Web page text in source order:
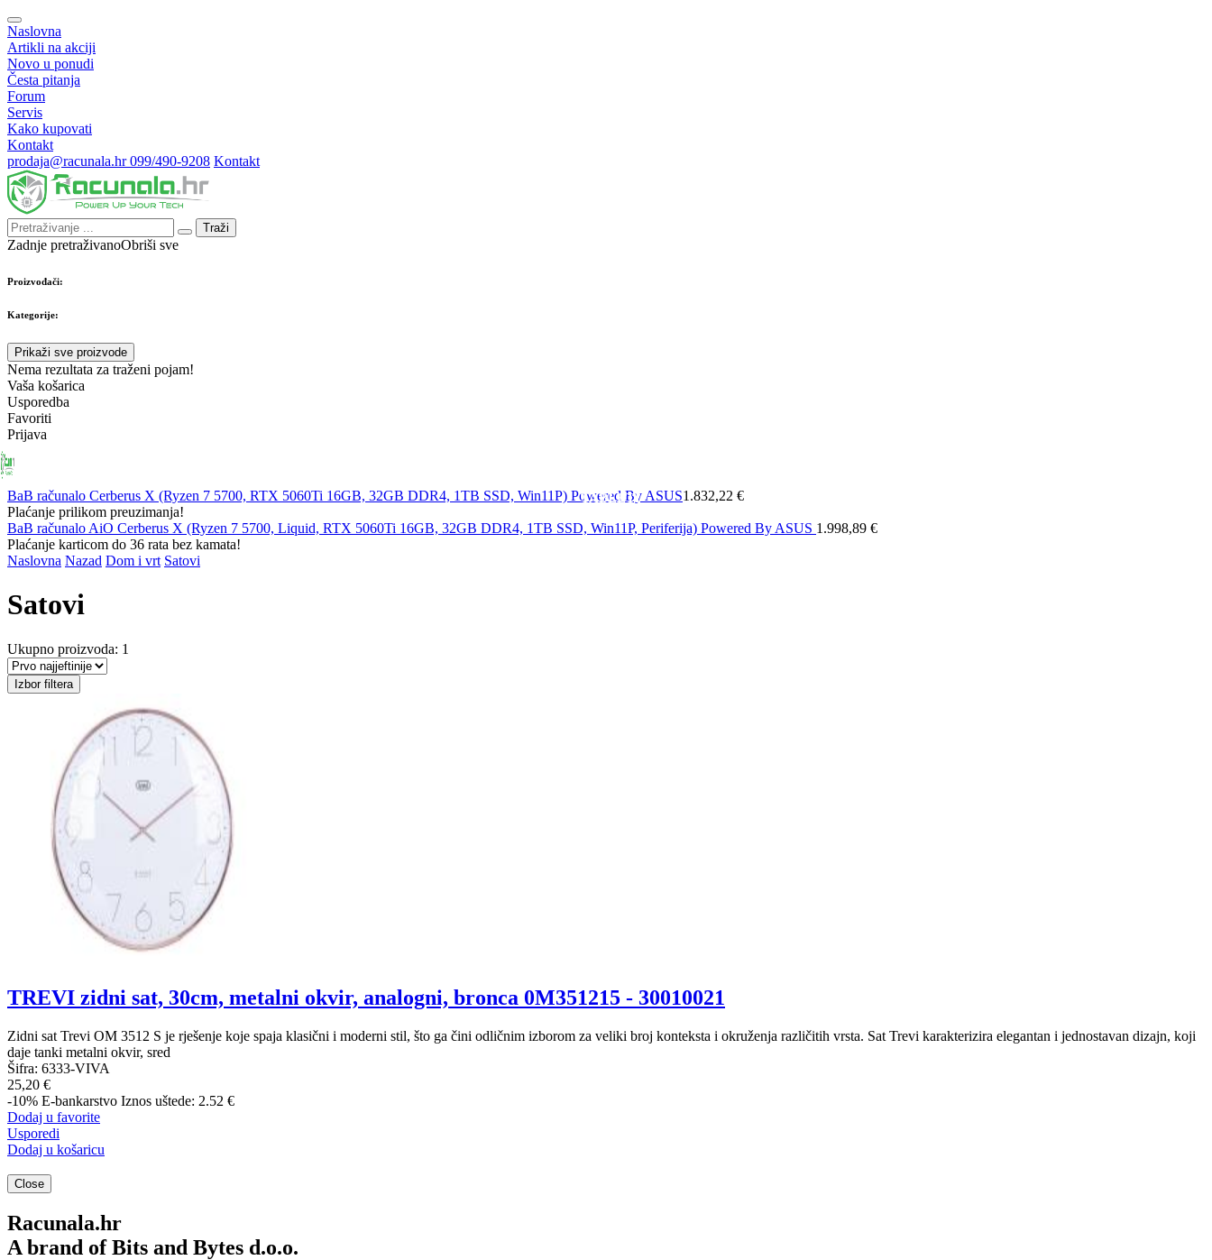
Naslovna
Artikli na akciji
Novo u ponudi
Česta pitanja
Forum
Servis
Kako kupovati
Kontakt
prodaja@racunala.hr099/490-9208 Kontakt
Traži
Zadnje pretraživanoObriši sve
Proizvođači:
Kategorije:
Prikaži sve proizvode
Nema rezultata za traženi pojam!
Vaša košarica
Usporedba
Favoriti
Prijava
TABLETI
BaB računalo Cerberus X (Ryzen 7 5700, RTX 5060Ti 16GB, 32GB DDR4, 1TB SSD, Win11P) Powered By ASUS1.832,22 €
Plaćanje prilikom preuzimanja!
BaB računalo AiO Cerberus X (Ryzen 7 5700, Liquid, RTX 5060Ti 16GB, 32GB DDR4, 1TB SSD, Win11P, Periferija) Powered By ASUS 1.998,89 €
Plaćanje karticom do 36 rata bez kamata!
Naslovna Nazad Dom i vrt Satovi
Satovi
Ukupno proizvoda: 1
Izbor filtera
TREVI zidni sat, 30cm, metalni okvir, analogni, bronca 0M351215 - 30010021
Zidni sat Trevi OM 3512 S je rješenje koje spaja klasični i moderni stil, što ga čini odličnim izborom za veliki broj konteksta i okruženja različitih vrsta. Sat Trevi karakterizira elegantan i jednostavan dizajn, koji
daje tanki metalni okvir, sred
Šifra: 6333-VIVA
25,20 €
-10% E-bankarstvo Iznos uštede: 2.52 €
Dodaj u favorite
Usporedi
Dodaj u košaricu
Close
Racunala.hr
A brand of Bits and Bytes d.o.o.